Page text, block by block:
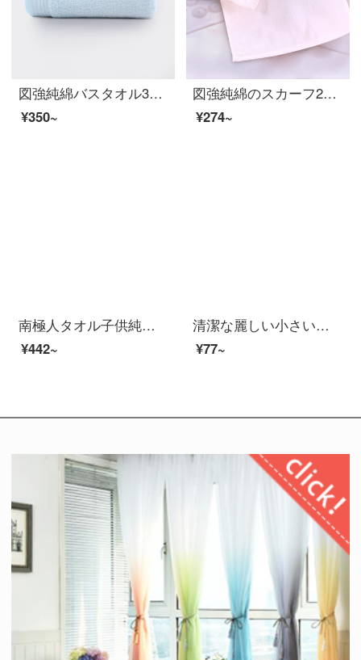
図強純綿バスタオル3点セット家庭用男女カップル子供用ソフト吸水風呂大バスタオル青70*135 cm
¥350~
図強純綿のスカーフ2つの赤ちゃん用タオルの洗顔タオル幼稚園精梳綿のよだれタオルの厚い超柔軟粉+青34*34 cm
¥274~
南極人タオル子供純綿タオル洗顔家庭用アニメトランペット風呂柔らかい吸水可愛い少女全綿赤+蘭(2条)-中号
¥442~
清潔な麗しい小さいタオルの全綿の子供の顔を洗うタオルの漫画赤ちゃんの家庭用のタオルは柔軟に水を吸い込んで顔のタオルのかわいい子供のタオルを拭きます。
¥77~